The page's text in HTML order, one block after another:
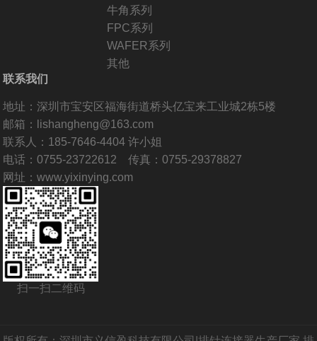
牛角系列
FPC系列
WAFER系列
其他
联系我们
地址：深圳市宝安区福海街道桥头亿宝来工业城2栋5楼
邮箱：lishangheng@163.com
联系人：185-7646-4404 许小姐
电话：0755-23722612 传真：0755-29378827
网址：www.yixinying.com
扫一扫二维码